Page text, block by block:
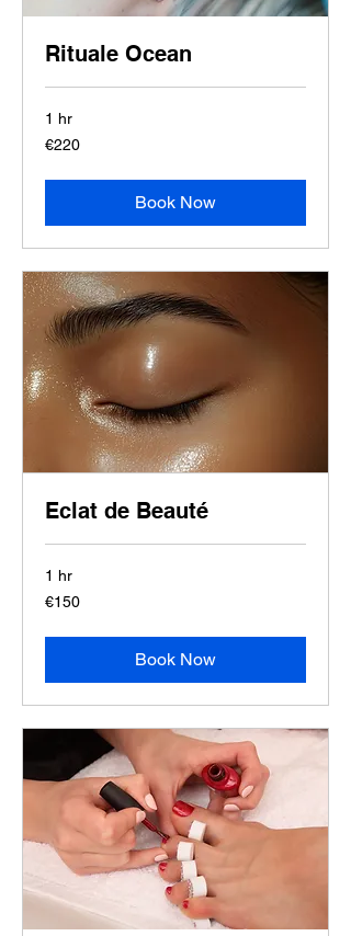
Rituale Ocean
1 hr
220
euros
€220
Book Now
Eclat de Beauté
1 hr
150
euros
€150
Book Now